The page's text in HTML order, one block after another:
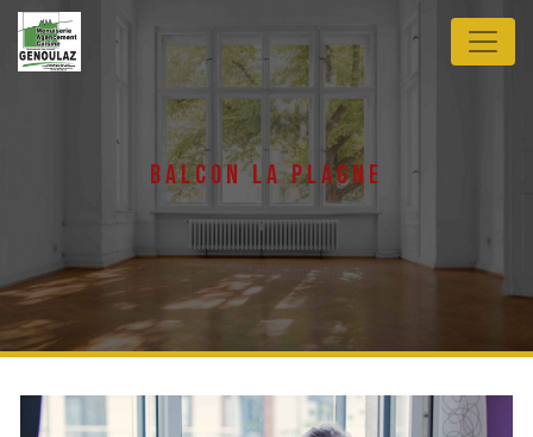
Panneau de gestion des cookies
balcon la plagne